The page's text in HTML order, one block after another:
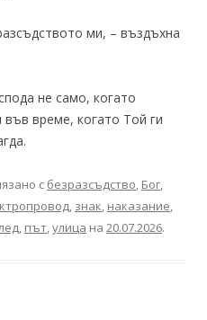
ми, – въздъхна
не само, когато
време, когато Той ги
с безразсъдство, Бог,
, знак, наказание,
, път,улица на 20.07.2026.